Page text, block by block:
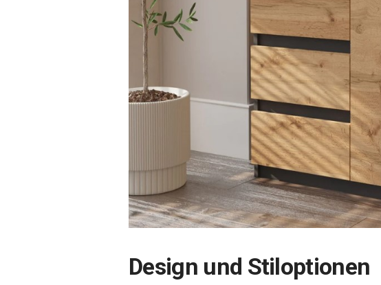
Design und Stiloptionen